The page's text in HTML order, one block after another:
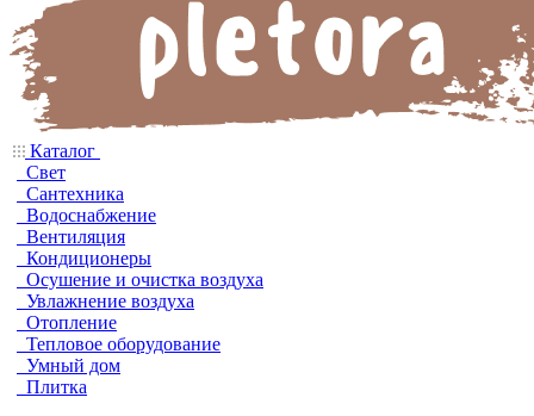
Каталог
Свет
Сантехника
Водоснабжение
Вентиляция
Кондиционеры
Осушение и очистка воздуха
Увлажнение воздуха
Отопление
Тепловое оборудование
Умный дом
Плитка